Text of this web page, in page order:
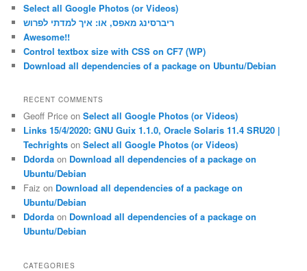
h
Select all Google Photos (or Videos)
ריברסינג מאפס, או: איך למדתי לפרוש
Awesome!!
Control textbox size with CSS on CF7 (WP)
Download all dependencies of a package on Ubuntu/Debian
RECENT COMMENTS
Geoff Price onSelect all Google Photos (or Videos)
Links 15/4/2020: GNU Guix 1.1.0, Oracle Solaris 11.4 SRU20 |
Techrights onSelect all Google Photos (or Videos)
Ddorda on Download all dependencies of a package on
Ubuntu/Debian
Faiz on Download all dependencies of a package on
Ubuntu/Debian
Ddorda on Download all dependencies of a package on
Ubuntu/Debian
CATEGORIES